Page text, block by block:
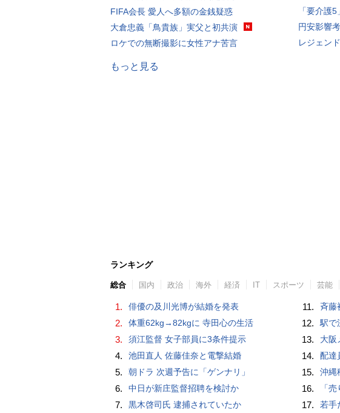
FIFA会長 愛人へ多額の金銭疑惑
大倉忠義「鳥貴族」実父と初共演
ロケでの無断撮影に女性アナ苦言
「要介護
円安影響
レジェン
もっと見る
ランキング
総合 国内 政治 海外 経済 IT スポーツ 芸能
1. 俳優の及川光博が結婚を発表
2. 体重62kg→82kgに 寺田心の生活
3. 須江監督 女子部員に3条件提示
4. 池田直人 佐藤佳奈と電撃結婚
5. 朝ドラ 次週予告に「ゲンナリ」
6. 中日が新庄監督招聘を検討か
7. 黒木啓司氏 逮捕されていたか
11. 斉藤
12. 駅で
13. 大阪
14. 配達
15. 沖縄
16. 「
17. 若手